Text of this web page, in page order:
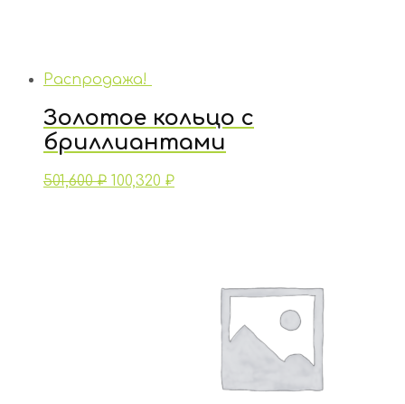
Распродажа!
Золотое кольцо с
бриллиантами
501,600₽ 100,320 ₽